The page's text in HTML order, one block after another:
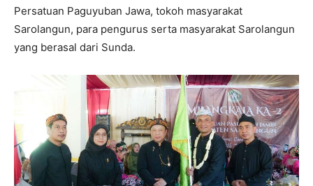
Persatuan Paguyuban Jawa, tokoh masyarakat
Sarolangun, para pengurus serta masyarakat Sarolangun
yang berasal dari Sunda.